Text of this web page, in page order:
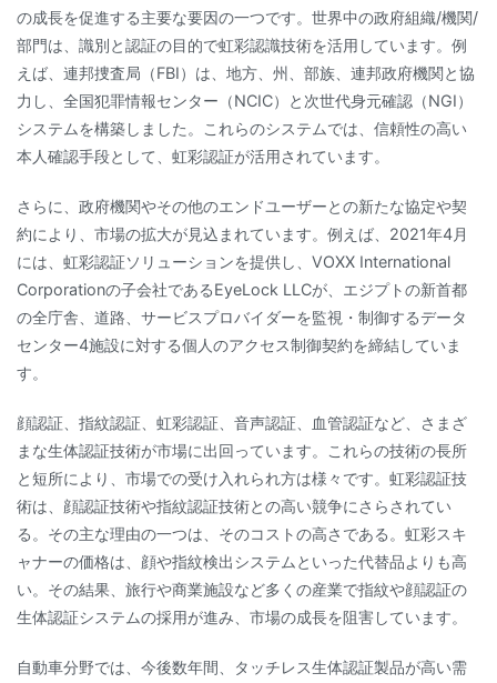
の成長を促進する主要な要因の一つです。世界中の政府組織/機関/
部門は、識別と認証の目的で虹彩認識技術を活用しています。例
えば、連邦捜査局（FBI）は、地方、州、部族、連邦政府機関と協
力し、全国犯罪情報センター（NCIC）と次世代身元確認（NGI）
システムを構築しました。これらのシステムでは、信頼性の高い
本人確認手段として、虹彩認証が活用されています。
さらに、政府機関やその他のエンドユーザーとの新たな協定や契
約により、市場の拡大が見込まれています。例えば、2021年4月
には、虹彩認証ソリューションを提供し、VOXX International
Corporationの子会社であるEyeLock LLCが、エジプトの新首都
の全庁舎、道路、サービスプロバイダーを監視・制御するデータ
センター4施設に対する個人のアクセス制御契約を締結していま
す。
顔認証、指紋認証、虹彩認証、音声認証、血管認証など、さまざ
まな生体認証技術が市場に出回っています。これらの技術の長所
と短所により、市場での受け入れられ方は様々です。虹彩認証技
術は、顔認証技術や指紋認証技術との高い競争にさらされてい
る。その主な理由の一つは、そのコストの高さである。虹彩スキ
ャナーの価格は、顔や指紋検出システムといった代替品よりも高
い。その結果、旅行や商業施設など多くの産業で指紋や顔認証の
生体認証システムの採用が進み、市場の成長を阻害しています。
自動車分野では、今後数年間、タッチレス生体認証製品が高い需